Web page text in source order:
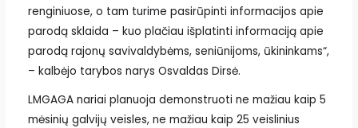
renginiuose, o tam turime pasirūpinti informacijos apie
parodą sklaida – kuo plačiau išplatinti informaciją apie
parodą rajonų savivaldybėms, seniūnijoms, ūkininkams“,
– kalbėjo tarybos narys Osvaldas Dirsė.
LMGAGA nariai planuoja demonstruoti ne mažiau kaip 5
mėsinių galvijų veisles, ne mažiau kaip 25 veislinius